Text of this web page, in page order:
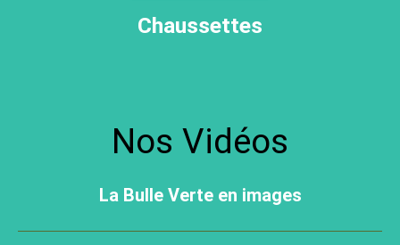
Chaussettes
Nos Vidéos
La Bulle Verte en images